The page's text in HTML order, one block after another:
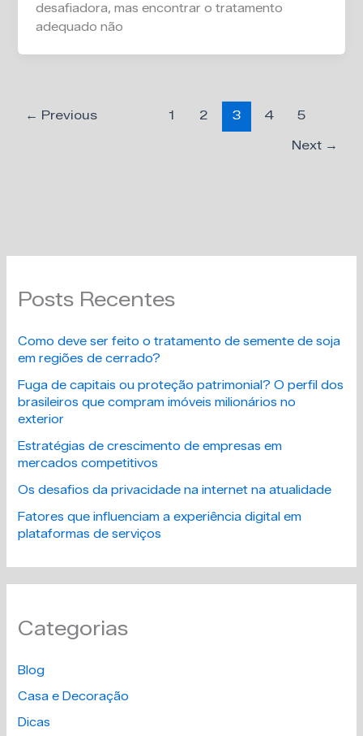
desafiadora, mas encontrar o tratamento
adequado não
← Previous 1 2 3 4
5
Next →
Posts Recentes
Como deve ser feito o tratamento de semente de soja
em regiões de cerrado?
Fuga de capitais ou proteção patrimonial? O perfil dos
brasileiros que compram imóveis milionários no
exterior
Estratégias de crescimento de empresas em
mercados competitivos
Os desafios da privacidade na internet na atualidade
Fatores que influenciam a experiência digital em
plataformas de serviços
Categorias
Blog
Casa e Decoração
Dicas